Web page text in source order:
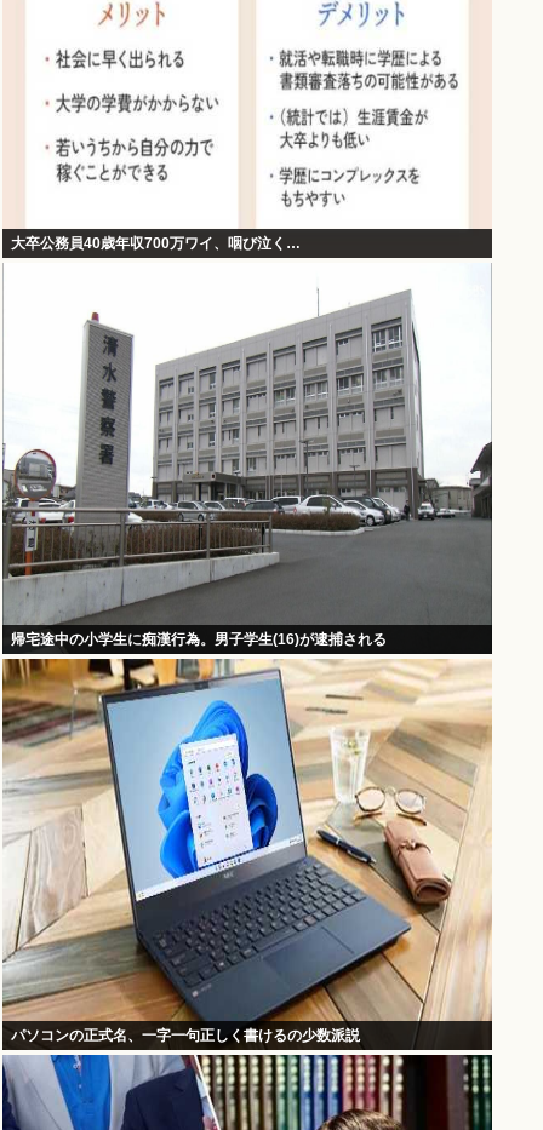
大卒公務員40歳年収700万ワイ、咽び泣く…
帰宅途中の小学生に痴漢行為。男子学生(16)が逮捕される
パソコンの正式名、一字一句正しく書けるの少数派説